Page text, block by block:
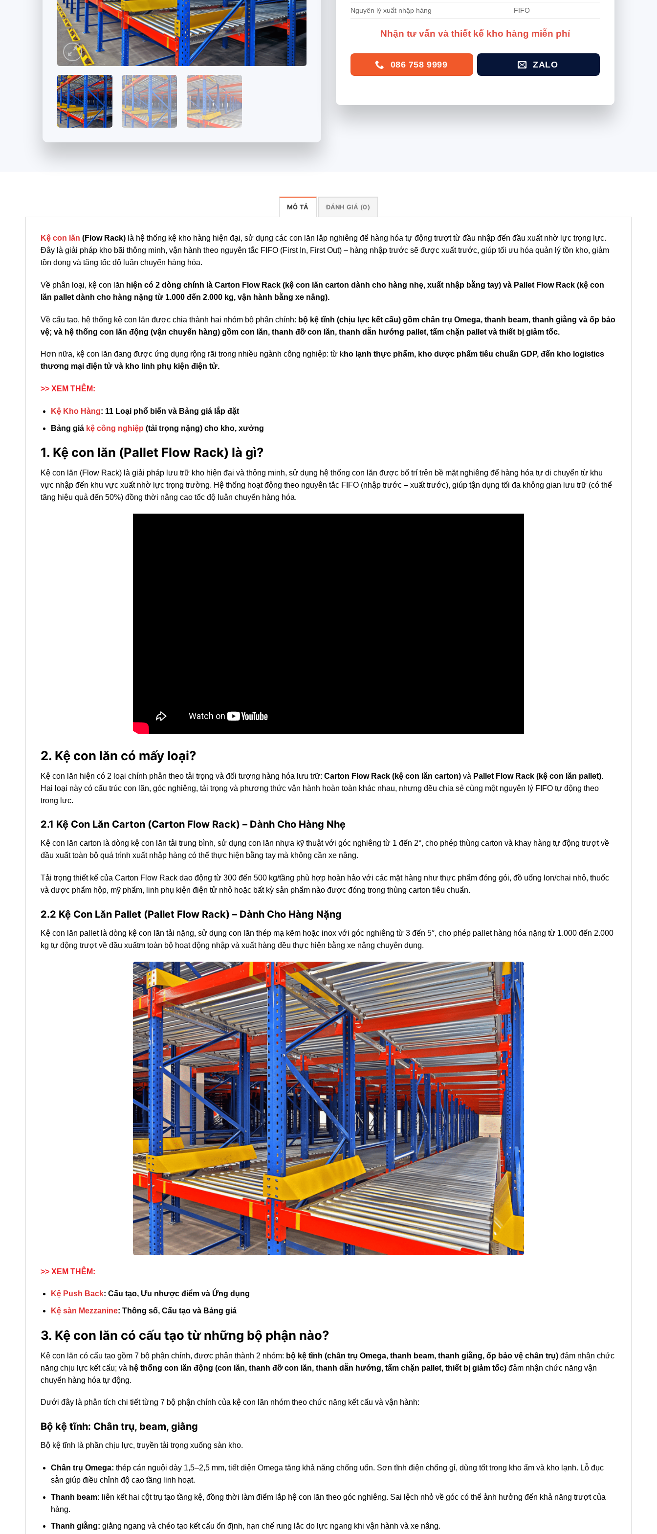
Nguyên lý xuất nhập hàng FIFO
Nhận tư vấn và thiết kế kho hàng miễn phí
086 758 9999 ZALO
MÔ TẢ ĐÁNH GIÁ (0)
Kệ con lăn (Flow Rack) là hệ thống kệ kho hàng hiện đại, sử dụng các con lăn lắp nghiêng để hàng hóa tự động trượt từ đầu nhập đến đầu xuất nhờ lực trọng lực.
Đây là giải pháp kho bãi thông minh, vận hành theo nguyên tắc FIFO (First In, First Out) – hàng nhập trước sẽ được xuất trước, giúp tối ưu hóa quản lý tồn kho, giảm
tồn đọng và tăng tốc độ luân chuyển hàng hóa.
Về phân loại, kệ con lăn hiện có 2 dòng chính là Carton Flow Rack (kệ con lăn carton dành cho hàng nhẹ, xuất nhập bằng tay) và Pallet Flow Rack (kệ con
lăn pallet dành cho hàng nặng từ 1.000 đến 2.000 kg, vận hành bằng xe nâng).
Về cấu tạo, hệ thống kệ con lăn được chia thành hai nhóm bộ phận chính: bộ kệ tĩnh (chịu lực kết cấu) gồm chân trụ Omega, thanh beam, thanh giằng và ốp bảo
vệ; và hệ thống con lăn động (vận chuyển hàng) gồm con lăn, thanh đỡ con lăn, thanh dẫn hướng pallet, tấm chặn pallet và thiết bị giảm tốc.
Hơn nữa, kệ con lăn đang được ứng dụng rộng rãi trong nhiều ngành công nghiệp: từ kho lạnh thực phẩm, kho dược phẩm tiêu chuẩn GDP, đến kho logistics
thương mại điện tử và kho linh phụ kiện điện tử.
>> XEM THÊM:
Kệ Kho Hàng: 11 Loại phổ biến và Bảng giá lắp đặt
Bảng giá kệ công nghiệp (tải trọng nặng) cho kho, xưởng
1. Kệ con lăn (Pallet Flow Rack) là gì?
Kệ con lăn (Flow Rack) là giải pháp lưu trữ kho hiện đại và thông minh, sử dụng hệ thống con lăn được bố trí trên bề mặt nghiêng để hàng hóa tự di chuyển từ khu
vực nhập đến khu vực xuất nhờ lực trọng trường. Hệ thống hoạt động theo nguyên tắc FIFO (nhập trước – xuất trước), giúp tận dụng tối đa không gian lưu trữ (có thể
tăng hiệu quả đến 50%) đồng thời nâng cao tốc độ luân chuyển hàng hóa.
2. Kệ con lăn có mấy loại?
Kệ con lăn hiện có 2 loại chính phân theo tải trọng và đối tượng hàng hóa lưu trữ: Carton Flow Rack (kệ con lăn carton) và Pallet Flow Rack (kệ con lăn pallet).
Hai loại này có cấu trúc con lăn, góc nghiêng, tải trọng và phương thức vận hành hoàn toàn khác nhau, nhưng đều chia sẻ cùng một nguyên lý FIFO tự động theo
trọng lực.
2.1 Kệ Con Lăn Carton (Carton Flow Rack) – Dành Cho Hàng Nhẹ
Kệ con lăn carton là dòng kệ con lăn tải trung bình, sử dụng con lăn nhựa kỹ thuật với góc nghiêng từ 1 đến 2°, cho phép thùng carton và khay hàng tự động trượt về
đầu xuất toàn bộ quá trình xuất nhập hàng có thể thực hiện bằng tay mà không cần xe nâng.
Tải trọng thiết kế của Carton Flow Rack dao động từ 300 đến 500 kg/tầng phù hợp hoàn hảo với các mặt hàng như thực phẩm đóng gói, đồ uống lon/chai nhỏ, thuốc
và dược phẩm hộp, mỹ phẩm, linh phụ kiện điện tử nhỏ hoặc bất kỳ sản phẩm nào được đóng trong thùng carton tiêu chuẩn.
2.2 Kệ Con Lăn Pallet (Pallet Flow Rack) – Dành Cho Hàng Nặng
Kệ con lăn pallet là dòng kệ con lăn tải nặng, sử dụng con lăn thép mạ kẽm hoặc inox với góc nghiêng từ 3 đến 5°, cho phép pallet hàng hóa nặng từ 1.000 đến 2.000
kg tự động trượt về đầu xuấtm toàn bộ hoạt động nhập và xuất hàng đều thực hiện bằng xe nâng chuyên dụng.
>> XEM THÊM:
Kệ Push Back: Cấu tạo, Ưu nhược điểm và Ứng dụng
Kệ sàn Mezzanine: Thông số, Cấu tạo và Bảng giá
3. Kệ con lăn có cấu tạo từ những bộ phận nào?
Kệ con lăn có cấu tạo gồm 7 bộ phận chính, được phân thành 2 nhóm: bộ kệ tĩnh (chân trụ Omega, thanh beam, thanh giằng, ốp bảo vệ chân trụ) đảm nhận chức
năng chịu lực kết cấu; và hệ thống con lăn động (con lăn, thanh đỡ con lăn, thanh dẫn hướng, tấm chặn pallet, thiết bị giảm tốc) đảm nhận chức năng vận
chuyển hàng hóa tự động.
Dưới đây là phân tích chi tiết từng 7 bộ phận chính của kệ con lăn nhóm theo chức năng kết cấu và vận hành:
Bộ kệ tĩnh: Chân trụ, beam, giằng
Bộ kệ tĩnh là phần chịu lực, truyền tải trọng xuống sàn kho.
Chân trụ Omega: thép cán nguội dày 1,5–2,5 mm, tiết diện Omega tăng khả năng chống uốn. Sơn tĩnh điện chống gỉ, dùng tốt trong kho ẩm và kho lạnh. Lỗ đục
sẵn giúp điều chỉnh độ cao tầng linh hoạt.
Thanh beam: liên kết hai cột trụ tạo tầng kệ, đồng thời làm điểm lắp hệ con lăn theo góc nghiêng. Sai lệch nhỏ về góc có thể ảnh hưởng đến khả năng trượt của
hàng.
Thanh giằng: giằng ngang và chéo tạo kết cấu ổn định, hạn chế rung lắc do lực ngang khi vận hành và xe nâng.